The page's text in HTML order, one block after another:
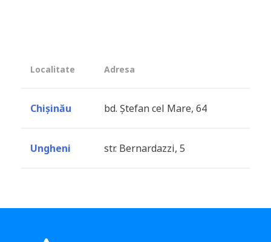
Localitate Adresa
Chișinău bd. Ștefan cel Mare, 64
Ungheni str. Bernardazzi, 5